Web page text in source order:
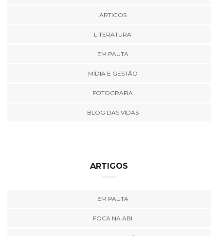
ARTIGOS
LITERATURA
EM PAUTA
MÍDIA E GESTÃO
FOTOGRAFIA
BLOG DAS VIDAS
ARTIGOS
EM PAUTA
FOCA NA ABI